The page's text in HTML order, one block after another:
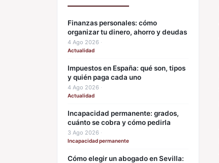
Finanzas personales: cómo
organizar tu dinero, ahorro y deudas
4 Ago 2026 ·
Actualidad
Impuestos en España: qué son, tipos
y quién paga cada uno
4 Ago 2026 ·
Actualidad
Incapacidad permanente: grados,
cuánto se cobra y cómo pedirla
3 Ago 2026 ·
Incapacidad permanente
Cómo elegir un abogado en Sevilla: